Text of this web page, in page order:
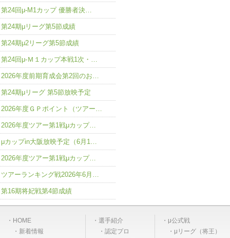
第24回μ-M1カップ 優勝者決…
第24期μリーグ第5節成績
第24期μ2リーグ第5節成績
第24回μ-Ｍ１カップ本戦1次・…
2026年度前期育成会第2回のお…
第24期μリーグ 第5節放映予定
2026年度ＧＰポイント（ツアー…
2026年度ツアー第1戦μカップ…
μカップin大阪放映予定（6月1…
2026年度ツアー第1戦μカップ…
ツアーランキング戦2026年6月…
第16期将妃戦第4節成績
HOME
新着情報
選手紹介
認定プロ
μ公式戦
μリーグ（将王）